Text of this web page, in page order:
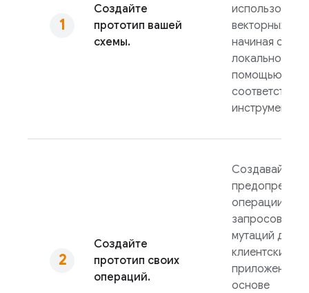
Создайте
прототип вашей
схемы.
векторных
начиная с
локальной
помощью
инструментов.
Создайте
прототип своих
операций.
Создавайте
операции
запросов и
мутаций для
клиентских
приложений
основе